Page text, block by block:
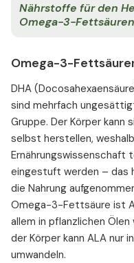
Nährstoffe für den
Omega-3-
Omega-3-
DHA
sind mehrfach
Gruppe. Der Körper kann
selbst herstellen,
Ernährungswissenschaft
eingestuft werden – das
die Nahrung
Omega-3-Fettsäure ist
allem in pflanzlichen
der Körper kann ALA nur
umwandeln.